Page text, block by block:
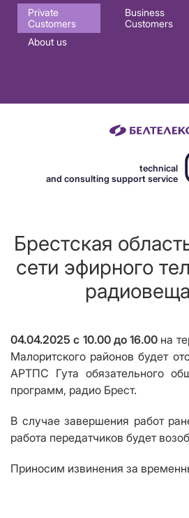
Основная
навигация
Private
Customers
Business
Customers
About us
technical
and consulting support service
Брестская
сети эфирного
04.04.2025 с 10.00 до 16.00 на
Малоритского районов будет
АРТПС Гута обязательного
программ, радио Брест.
В случае завершения работ
работа передатчиков будет
Приносим извинения за